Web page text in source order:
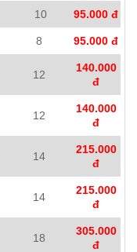
10 95.000 đ
8 95.000 đ
12
140.000
đ
12
140.000
đ
14
215.000
đ
14
215.000
đ
18
305.000
đ